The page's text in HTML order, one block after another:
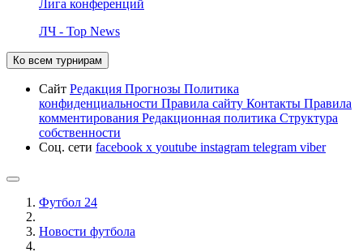
Лига конференций
ЛЧ - Top News
Ко всем турнирам
Сайт Редакция Прогнозы Политика
конфиденциальности Правила сайту Контакты Правила
комментирования Редакционная политика Структура
собственности
Соц. сети facebook x youtube instagram telegram viber
Футбол 24
Новости футбола